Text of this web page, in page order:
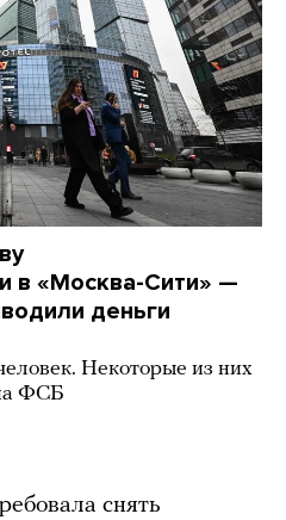
в «Москва-Сити» —
деньги
Некоторые из них
ФСБ
снять